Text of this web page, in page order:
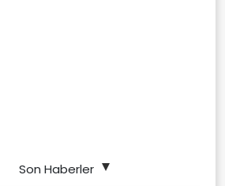
Son Haberler